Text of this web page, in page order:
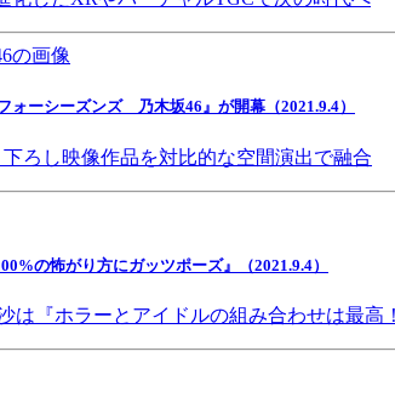
ォーシーズンズ 乃木坂46』が開幕（2021.9.4）
ろし映像作品を対比的な空間演出で融合
の怖がり方にガッツポーズ』（2021.9.4）
は『ホラーとアイドルの組み合わせは最高